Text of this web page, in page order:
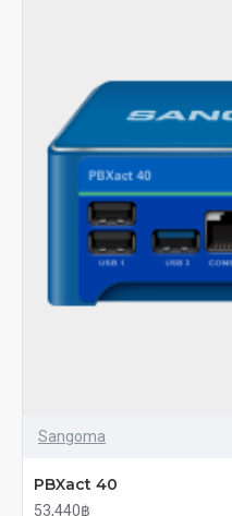
Sangoma
PBXact 40
53,440฿